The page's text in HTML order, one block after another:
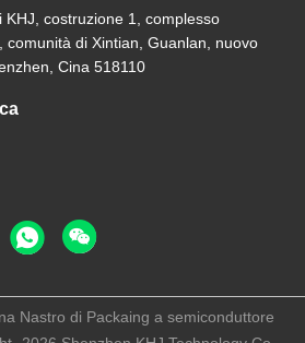
costruzione 1, complesso
comunità di Xintian, Guanlan, nuovo
Cina 518110
Nastro di Packaing a semiconduttore